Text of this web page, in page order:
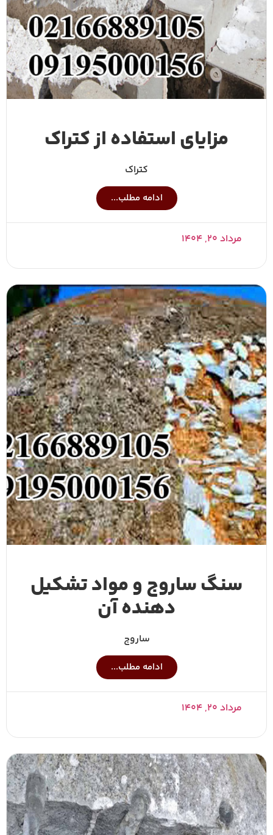
مزایای استفاده از کتراک
کتراک
ادامه مطلب...
مرداد ۲۰, ۱۴۰۴
سنگ ساروج و مواد تشکیل
دهنده آن
ساروج
ادامه مطلب...
مرداد ۲۰, ۱۴۰۴